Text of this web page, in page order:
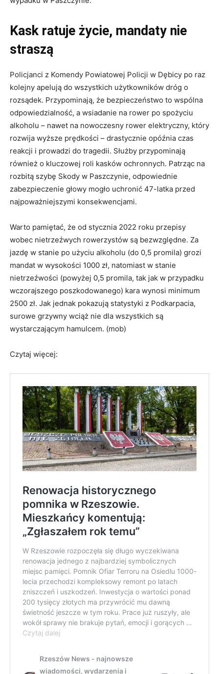
Kask ratuje życie, mandaty nie
straszą
Policjanci z Komendy Powiatowej Policji w Dębicy po raz
kolejny apelują do wszystkich użytkowników dróg o
rozsądek. Przypominają, że bezpieczeństwo to wspólna
odpowiedzialność, a wsiadanie na rower po spożyciu
alkoholu – nawet na nowoczesny rower elektryczny, który
rozwija wyższe prędkości – drastycznie opóźnia czas
reakcji i prowadzi do tragedii. Służby przypominają
również o kluczowej roli kasków ochronnych. Patrząc na
rozbitą szybę Skody w Paszczynie, odpowiednie
zabezpieczenie głowy mogło uchronić 47-latka przed
najpoważniejszymi konsekwencjami.
Warto pamiętać, że od stycznia 2022 roku przepisy
wobec nietrzeźwych rowerzystów są bezwzględne. Za
jazdę w stanie po użyciu alkoholu (do 0,5 promila) grozi
mandat w wysokości 1000 zł, natomiast w stanie
nietrzeźwości (powyżej 0,5 promila, tak jak w przypadku
wczorajszego poszkodowanego) kara wynosi minimum
2500 zł. Jak jednak pokazują statystyki z Podkarpacia,
surowe grzywny wciąż nie dla wszystkich są
wystarczającym hamulcem. (mob)
Czytaj więcej: